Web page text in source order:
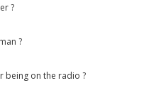
?
?
being on the radio ?